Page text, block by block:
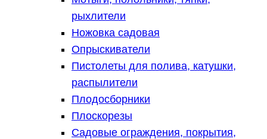
рыхлители
Ножовка садовая
Опрыскиватели
Пистолеты для полива, катушки,
распылители
Плодосборники
Плоскорезы
Садовые ограждения, покрытия,